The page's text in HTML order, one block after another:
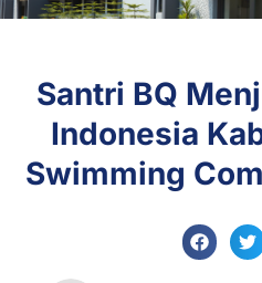
Articles
BQ Islamic
Boarding School
Santri BQ
Indonesia
Swimming